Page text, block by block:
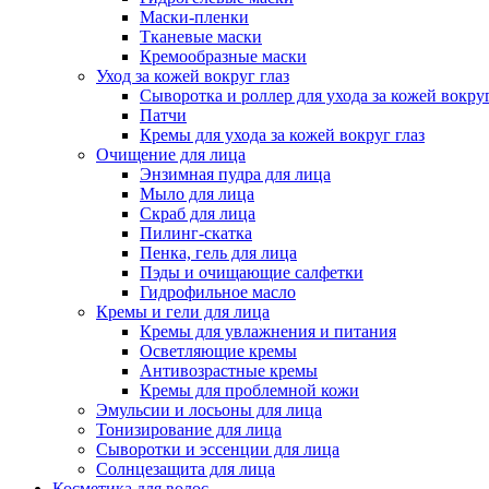
Маски-пленки
Тканевые маски
Кремообразные маски
Уход за кожей вокруг глаз
Сыворотка и роллер для ухода за кожей
Патчи
Кремы для ухода за кожей вокруг глаз
Очищение для лица
Энзимная пудра для лица
Мыло для лица
Скраб для лица
Пилинг-скатка
Пенка, гель для лица
Пэды и очищающие салфетки
Гидрофильное масло
Кремы и гели для лица
Кремы для увлажнения и питания
Осветляющие кремы
Антивозрастные кремы
Кремы для проблемной кожи
Эмульсии и лосьоны для лица
Тонизирование для лица
Сыворотки и эссенции для лица
Солнцезащита для лица